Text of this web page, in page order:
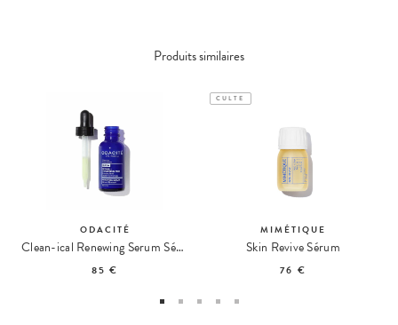
Produits similaires
ODACITÉ
Clean-ical Renewing Serum Sérum Rénovant
85 €
CULTE
MIMÉTIQUE
Skin Revive Sérum
76 €